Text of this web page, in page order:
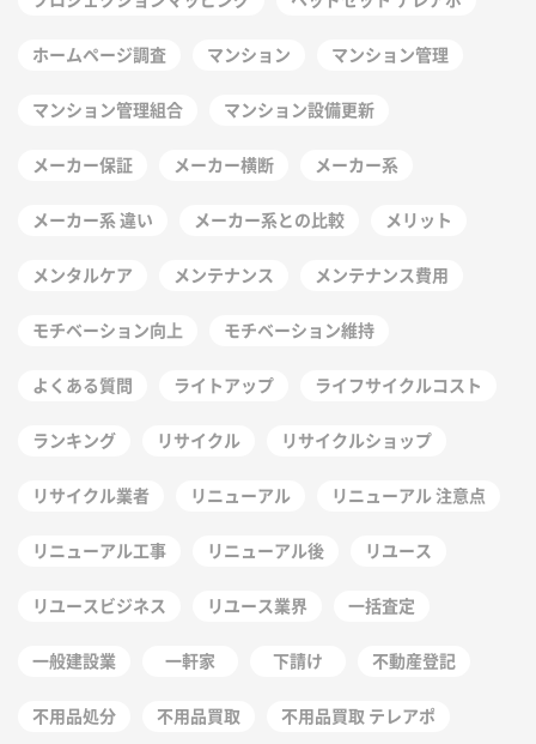
ホームページ調査 マンション マンション管理
マンション管理組合 マンション設備更新
メーカー保証 メーカー横断 メーカー系
メーカー系 違い メーカー系との比較 メリット
メンタルケア メンテナンス メンテナンス費用
モチベーション向上 モチベーション維持
よくある質問 ライトアップ ライフサイクルコスト
ランキング リサイクル リサイクルショップ
リサイクル業者 リニューアル リニューアル 注意点
リニューアル工事 リニューアル後 リユース
リユースビジネス リユース業界 一括査定
一般建設業 一軒家 下請け 不動産登記
不用品処分 不用品買取 不用品買取 テレアポ